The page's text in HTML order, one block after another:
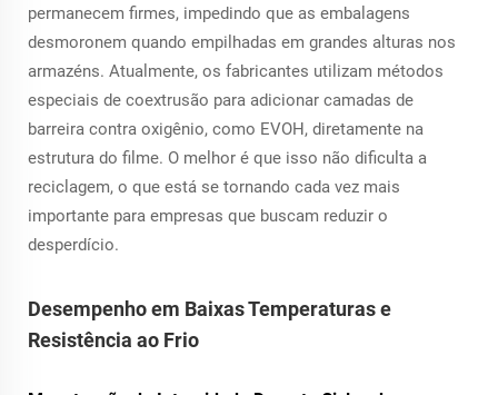
permanecem firmes, impedindo que as embalagens
desmoronem quando empilhadas em grandes alturas nos
armazéns. Atualmente, os fabricantes utilizam métodos
especiais de coextrusão para adicionar camadas de
barreira contra oxigênio, como EVOH, diretamente na
estrutura do filme. O melhor é que isso não dificulta a
reciclagem, o que está se tornando cada vez mais
importante para empresas que buscam reduzir o
desperdício.
Desempenho em Baixas Temperaturas e
Resistência ao Frio